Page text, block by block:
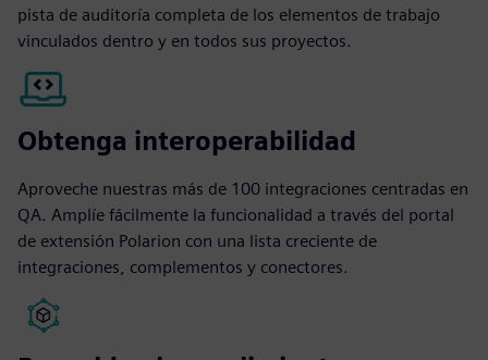
pista de auditoría completa de los elementos de trabajo
vinculados dentro y en todos sus proyectos.
Obtenga interoperabilidad
Aproveche nuestras más de 100 integraciones centradas en
QA. Amplíe fácilmente la funcionalidad a través del portal
de extensión Polarion con una lista creciente de
integraciones, complementos y conectores.